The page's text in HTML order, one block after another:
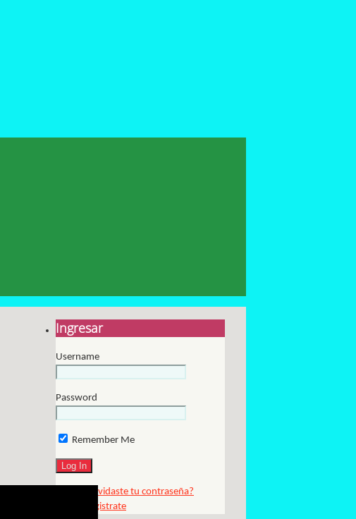
Ingresar
Username
Password
Remember Me
¿Olvidaste tu contraseña?
Registrate